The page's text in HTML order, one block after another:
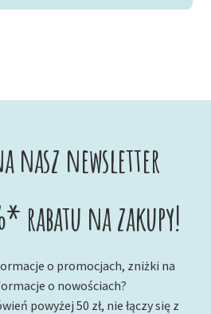
nasz newsletter
rabatu na zakupy!
o promocjach, zniżki na
o nowościach?
powyżej 50 zł, nie łączy się z